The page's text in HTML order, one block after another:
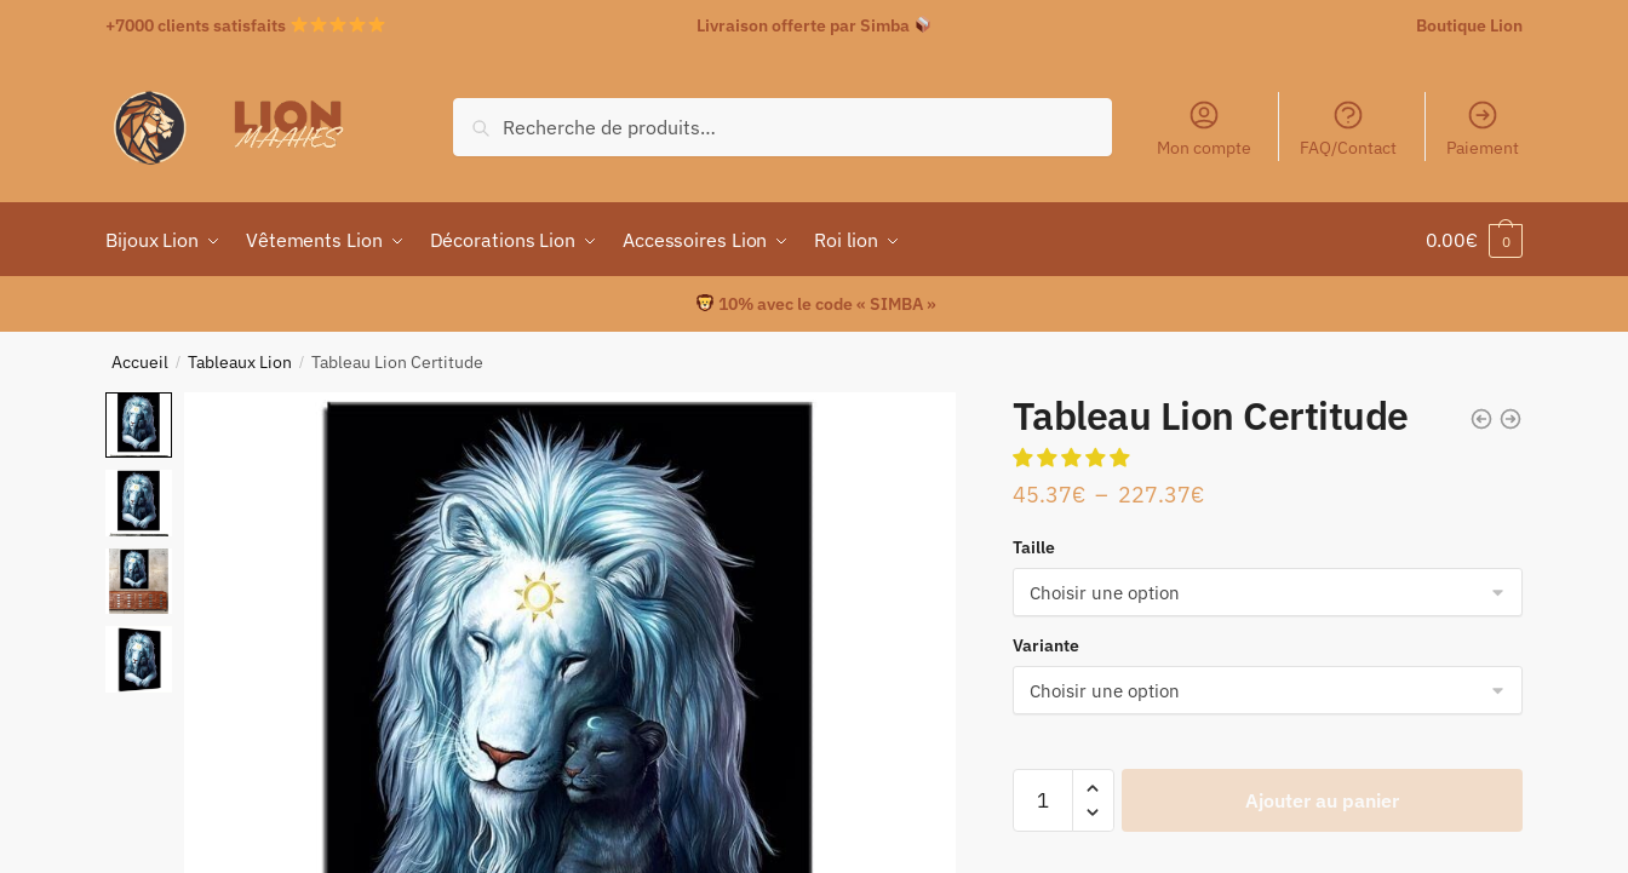
+7000 clients satisfaits Livraison offerte par Simba Boutique Lion
Recherche
Mon compte FAQ/Contact Paiement
Bijoux Lion Vêtements Lion Décorations Lion Accessoires Lion Roi lion 0.00€ 0
10% avec le code « SIMBA »
Accueil / Tableaux Lion / Tableau Lion Certitude
Tableau Lion Certitude
45.37€ – 227.37€
Taille
Variante
Ajouter au panier